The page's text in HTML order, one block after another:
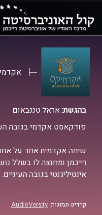
בהגשת:אראל טננבאום
פודקאסט אקדמי בגובה
שיחה אקדמית אחד על
רייכמן ומחוצה לו בשלל
אינטיליגנטי בגובה העיניים.
קרדיט תמונות: AudioVersity